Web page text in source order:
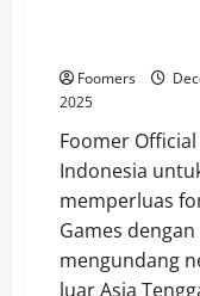
Foomers
2025
Foomer
Indonesia
memperluas
Games dengan
mengundang
luar Asia